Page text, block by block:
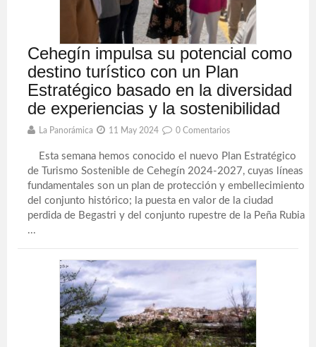
Cehegín impulsa su potencial como
destino turístico con un Plan
Estratégico basado en la diversidad
de experiencias y la sostenibilidad
La Panorámica 11 May 2024 0 Comentarios
Esta semana hemos conocido el nuevo Plan Estratégico
de Turismo Sostenible de Cehegín 2024-2027, cuyas líneas
fundamentales son un plan de protección y embellecimiento
del conjunto histórico; la puesta en valor de la ciudad
perdida de Begastri y del conjunto rupestre de la Peña Rubia
...